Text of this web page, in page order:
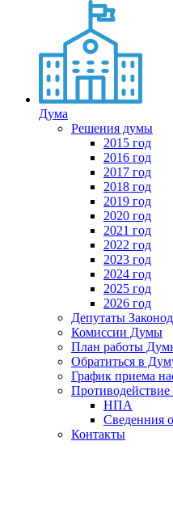
Дума
Решения думы
2015 год
2016 год
2017 год
2018 год
2019 год
2020 год
2021 год
2022 год
2023 год
2024 год
2025 год
2026 год
Депутаты
Комиссии Думы
План работы
Обратиться в
График приема
НПА
Сведенния
Контакты